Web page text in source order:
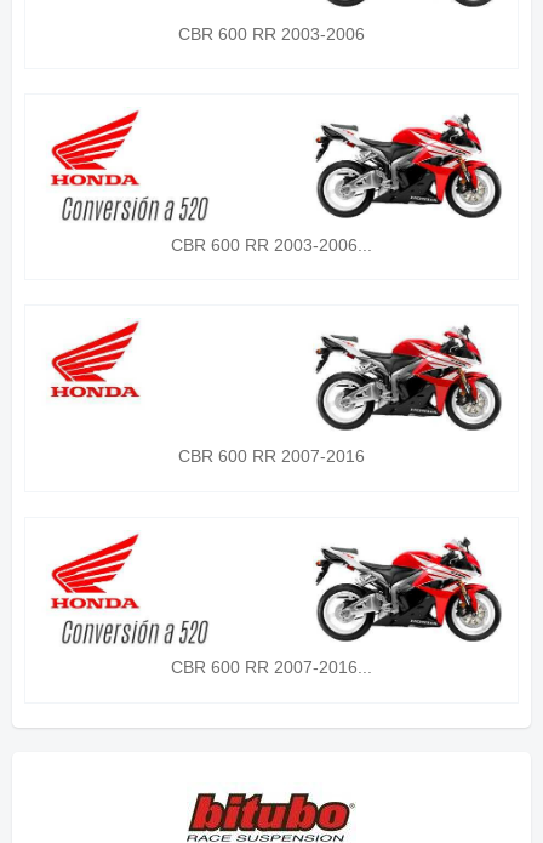
CBR 600 RR 2003-2006
CBR 600 RR 2003-2006...
CBR 600 RR 2007-2016
CBR 600 RR 2007-2016...